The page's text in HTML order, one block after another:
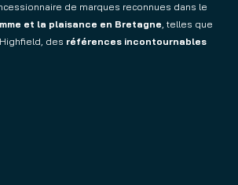
de marques reconnues dans le
et la plaisance en Bretagne, telles que
des références incontournables